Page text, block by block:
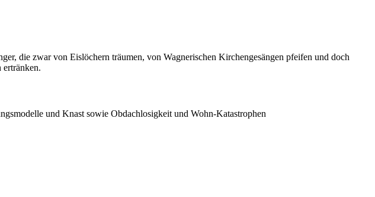
die zwar von Eislöchern träumen, von Wagnerischen Kirchengesängen pfeifen und doch
und Knast sowie Obdachlosigkeit und Wohn-Katastrophen